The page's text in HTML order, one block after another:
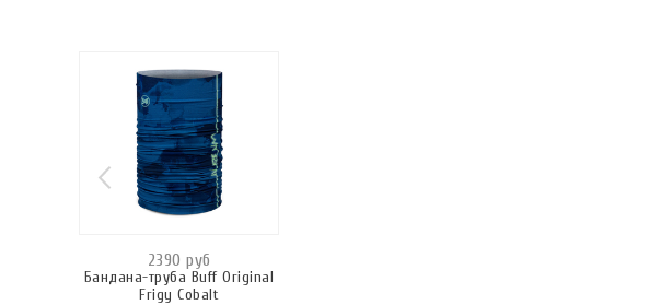
2390 руб
Бандана-труба Buff Original
Frigy Cobalt